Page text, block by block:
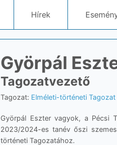
Hírek
Györpál
Tagozatvezető
Tagozat: Elméleti-történeti Tagozat
Györpál Eszter vagyok, a Pécsi
2023/2024-es tanév őszi
történeti Tagozatához.